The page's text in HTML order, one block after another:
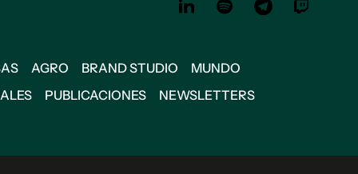
AGRO BRAND STUDIO
MUNDO
PUBLICACIONES
NEWSLETTERS